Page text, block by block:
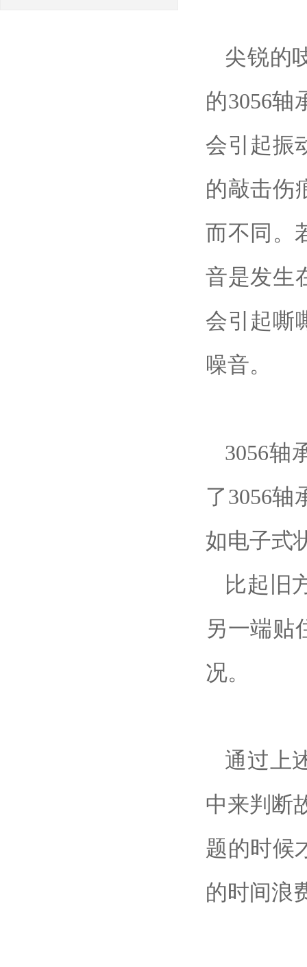
尖锐的
的3056轴
会引起振
的敲击伤
而不同。
音是发生
会引起嘶
噪音。
3056轴
了3056轴
如电子式
比起旧
另一端贴
况。
通过上
中来判断
题的时候
的时间浪